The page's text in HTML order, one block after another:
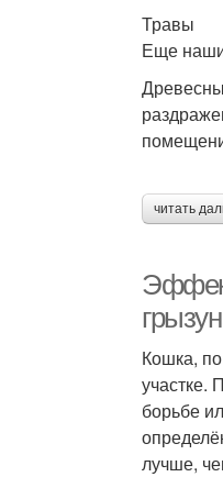
Травы
Еще наши
читать
Кошка,
участке.
борьбе
лучше,